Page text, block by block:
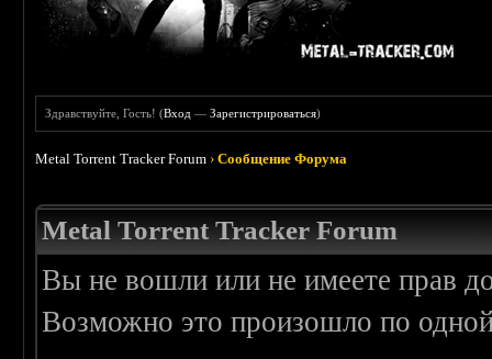
Здравствуйте, Гость! (Вход —Зарегистрироваться)
Metal Torrent Tracker Forum ›Сообщение Форума
Metal Torrent Tracker Forum
Вы не вошли или не имеете прав
Возможно это произошло по